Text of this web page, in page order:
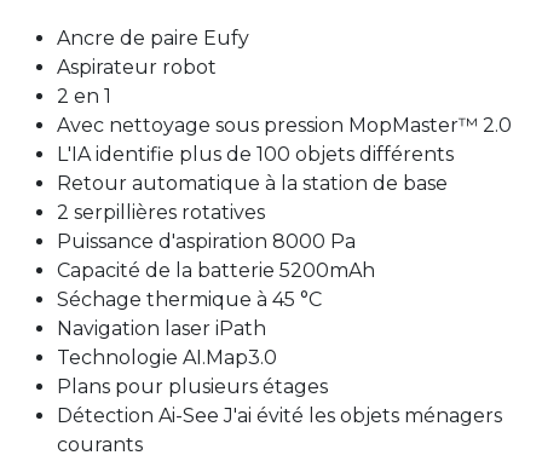
Ancre de paire Eufy
Aspirateur robot
2 en 1
Avec nettoyage sous pression MopMaster™ 2.0
L'IA identifie plus de 100 objets différents
Retour automatique à la station de base
2 serpillières rotatives
Puissance d'aspiration 8000 Pa
Capacité de la batterie 5200mAh
Séchage thermique à 45 °C
Navigation laser iPath
Technologie AI.Map3.0
Plans pour plusieurs étages
Détection Ai-See J'ai évité les objets ménagers
courants